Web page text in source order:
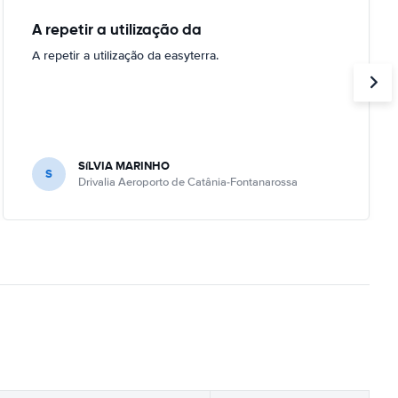
A repetir a utilização da
A repetir a utilização da easyterra.
S SíLVIA MARINHO
Drivalia Aeroporto de Catânia-Fontanarossa